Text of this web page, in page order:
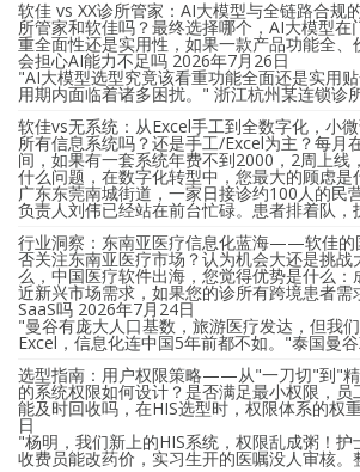
软佳 vs XX诊所管家：AI大模型与全链路合规
所管家和软佳吗？最终选择哪个，AI大模型在
重全面性还是实用性，如果一款产品功能全、
会担心AI能力不足吗 2026年7月26日
"AI大模型选型究竟该看重功能全面还是实用
用期内面临着诸多困扰。" 浙江杭州某连锁诊
软佳vs无系统：从Excel手工到全数字化，小
所有信息系统吗？还是手工/Excel为主？每月
间，如果有一套系统年费不到2000，2周上线
什么问题，在数字化转型中，您最大的顾虑是
广东东莞南城街道，一家日接诊约100人的民
负责人刘伟已经站在前台忙碌。患者排着队
行业洞察：东南亚医疗信息化蓝海——软佳的
否关注东南亚医疗市场？认为机会大还是挑战
么，中国医疗软件出海，您觉得优势是什么：
近新兴市场需求，如果您的诊所有跨境患者需
SaaS吗 2026年7月24日
"曼谷有庞大人口基数，旅游医疗发达，但我
Excel，信息化连中国5年前都不如。"泰国曼
选型指南：用户权限策略——从"一刀切"到"
的系统权限如何设计？是否满足最小权限，员
能及时回收吗，在HIS选型时，权限体系的权
日
"杨明，我们新上的HIS系统，权限乱成粥！护
收费员能改药价，实习生开的医嘱没人审核